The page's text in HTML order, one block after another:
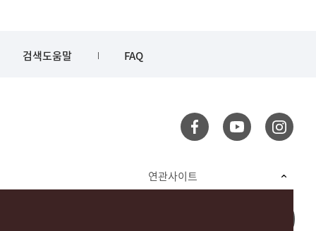
검색도움말 FAQ
연관사이트